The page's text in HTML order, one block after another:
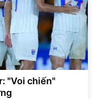
"Voi chiến"